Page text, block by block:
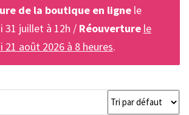
de la boutique en lignele
31 juillet à 12h / Réouverture le
21 août 2026 à 8 heures.